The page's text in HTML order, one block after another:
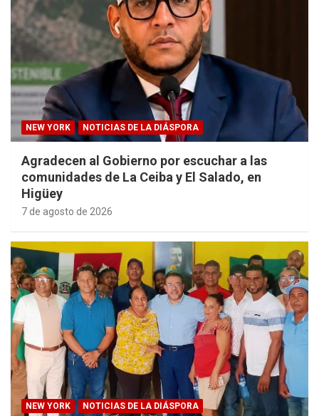
NEW YORK NOTICIAS DE LA DIÁSPORA
Agradecen al Gobierno por escuchar a las
comunidades de La Ceiba y El Salado, en
Higüey
7 de agosto de 2026
NEW YORK NOTICIAS DE LA DIÁSPORA